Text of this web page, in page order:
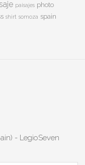
paisajes photo
shirt somoza spain
- LegioSeven